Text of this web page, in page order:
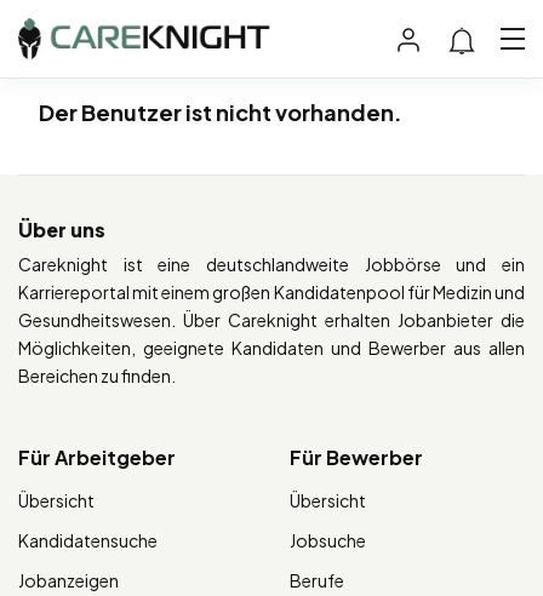
Der Benutzer ist nicht vorhanden.
Über uns
Careknight ist eine deutschlandweite Jobbörse und ein
Karriereportal mit einem großen Kandidatenpool für Medizin und
Gesundheitswesen. Über Careknight erhalten Jobanbieter die
Möglichkeiten, geeignete Kandidaten und Bewerber aus allen
Bereichen zu finden.
Für Arbeitgeber
Übersicht
Kandidatensuche
Jobanzeigen
Für Bewerber
Übersicht
Jobsuche
Berufe